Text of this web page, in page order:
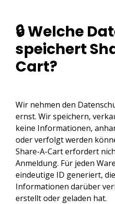
🔒 Welche
speichert
Cart?
Wir nehmen den
ernst. Wir speichern,
keine Informationen,
oder verfolgt werden
Share-A-Cart erfordert
Anmeldung. Für jeden
eindeutige ID generiert,
Informationen darüber
erstellt oder geladen hat.